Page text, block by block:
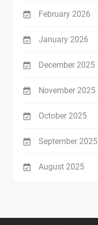
February 2026
January 2026
December 2025
November 2025
October 2025
September 2025
August 2025